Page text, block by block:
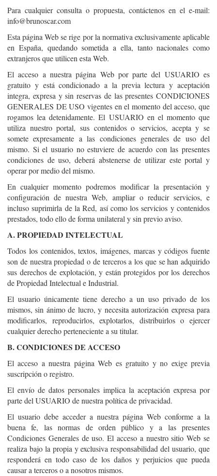
Para cualquier consulta o propuesta, contáctenos en el e-mail:
info@brunoscar.com
Esta página Web se rige por la normativa exclusivamente aplicable
en España, quedando sometida a ella, tanto nacionales como
extranjeros que utilicen esta Web.
El acceso a nuestra página Web por parte del USUARIO es
gratuito y está condicionado a la previa lectura y aceptación
integra, expresa y sin reservas de las presentes CONDICIONES
GENERALES DE USO vigentes en el momento del acceso, que
rogamos lea detenidamente. El USUARIO en el momento que
utiliza nuestro portal, sus contenidos o servicios, acepta y se
somete expresamente a las condiciones generales de uso del
mismo. Si el usuario no estuviere de acuerdo con las presentes
condiciones de uso, deberá abstenerse de utilizar este portal y
operar por medio del mismo.
En cualquier momento podremos modificar la presentación y
configuración de nuestra Web, ampliar o reducir servicios, e
incluso suprimirla de la Red, así como los servicios y contenidos
prestados, todo ello de forma unilateral y sin previo aviso.
A. PROPIEDAD INTELECTUAL
Todos los contenidos, textos, imágenes, marcas y códigos fuente
son de nuestra propiedad o de terceros a los que se han adquirido
sus derechos de explotación, y están protegidos por los derechos
de Propiedad Intelectual e Industrial.
El usuario únicamente tiene derecho a un uso privado de los
mismos, sin ánimo de lucro, y necesita autorización expresa para
modificarlos, reproducirlos, explotarlos, distribuirlos o ejercer
cualquier derecho perteneciente a su titular.
B. CONDICIONES DE ACCESO
El acceso a nuestra página Web es gratuito y no exige previa
suscripción o registro.
El envío de datos personales implica la aceptación expresa por
parte del USUARIO de nuestra política de privacidad.
El usuario debe acceder a nuestra página Web conforme a la
buena fe, las normas de orden público y a las presentes
Condiciones Generales de uso. El acceso a nuestro sitio Web se
realiza bajo la propia y exclusiva responsabilidad del usuario, que
responderá en todo caso de los daños y perjuicios que pueda
causar a terceros o a nosotros mismos.